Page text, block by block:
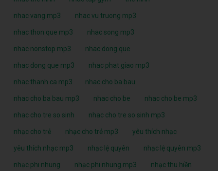
nhac vang mp3 nhac vu truong mp3
nhac thon que mp3 nhac song mp3
nhac nonstop mp3 nhac dong que
nhac dong que mp3 nhac phat giao mp3
nhac thanh ca mp3 nhac cho ba bau
nhac cho ba bau mp3 nhac cho be nhac cho be mp3
nhac cho tre so sinh nhac cho tre so sinh mp3
nhạc cho trẻ nhạc cho trẻ mp3 yêu thích nhạc
yêu thích nhạc mp3 nhạc lệ quyên nhạc lệ quyên mp3
nhạc phi nhung nhạc phi nhung mp3 nhạc thu hiền